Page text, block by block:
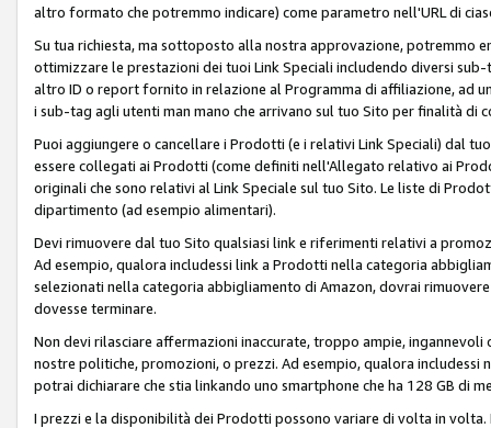
altro formato che potremmo indicare) come parametro nell'URL di
Su tua richiesta, ma sottoposto alla nostra approvazione,
ottimizzare le prestazioni dei tuoi Link Speciali includendo diversi sub-
altro ID o report fornito in relazione al Programma di affiliazione, ad
i sub-tag agli utenti man mano che arrivano sul tuo Sito per finalità
Puoi aggiungere o cancellare i Prodotti (e i relativi Link Speciali) dal
essere collegati ai Prodotti (come definiti nell'Allegato relativo ai
originali che sono relativi al Link Speciale sul tuo Sito. Le liste di
dipartimento (ad esempio alimentari).
Devi rimuovere dal tuo Sito qualsiasi link e riferimenti relativi a
Ad esempio, qualora includessi link a Prodotti nella categoria
selezionati nella categoria abbigliamento di Amazon, dovrai
dovesse terminare.
Non devi rilasciare affermazioni inaccurate, troppo ampie,
nostre politiche, promozioni, o prezzi. Ad esempio, qualora includessi
potrai dichiarare che stia linkando uno smartphone che ha 128 GB di
I prezzi e la disponibilità dei Prodotti possono variare di volta in